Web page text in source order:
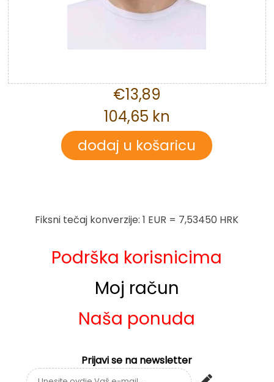
€13,89
104,65 kn
Fiksni tečaj konverzije: 1 EUR = 7,53450 HRK
Podrška korisnicima
Moj račun
Naša ponuda
Prijavi se na newsletter